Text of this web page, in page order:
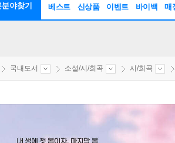
야찾기 베스트 신상품 이벤트 바이백 매
국내도서 소설/시/희곡 시/희곡